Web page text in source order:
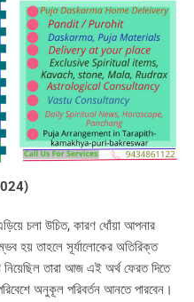
চলা উচিত, কারণ ধোঁয়া আপনার
হয় তাহলে সূর্যালোকের অতিরিক্ত
তারা আজ এই অর্থ ফেরত দিতে
অনুকূল পরিবর্তন আনতে পারবেন।